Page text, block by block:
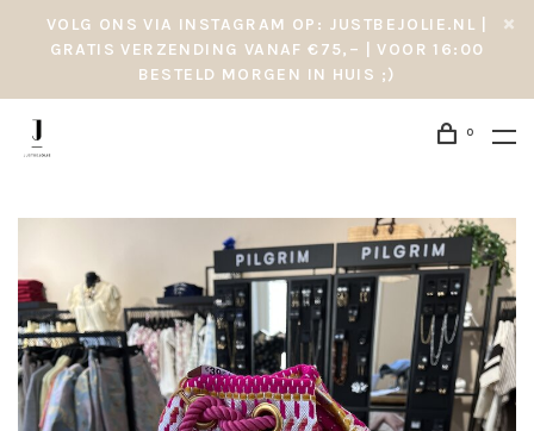
VOLG ONS VIA INSTAGRAM OP: JUSTBEJOLIE.NL |
GRATIS VERZENDING VANAF €75,– | VOOR 16:00
BESTELD MORGEN IN HUIS ;)
0